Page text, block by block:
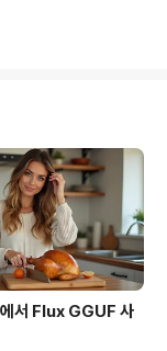
서 Flux GGUF 사